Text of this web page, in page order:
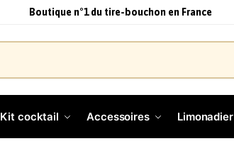
Boutique n°1 du tire-bouchon en France
Kit cocktail Accessoires Limonadier